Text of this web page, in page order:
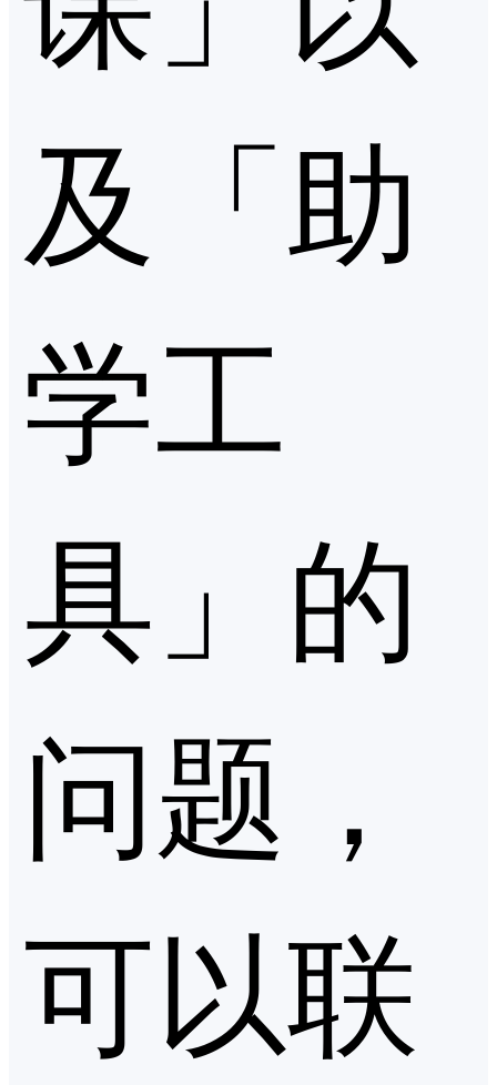
及「助
学工
具」的
问题，
可以联